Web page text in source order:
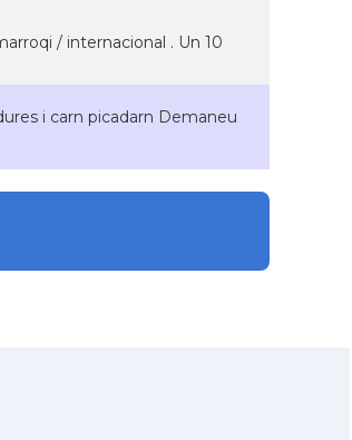
/ internacional . Un 10
i carn picadarn Demaneu